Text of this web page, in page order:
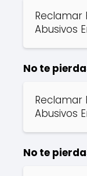
Reclamar
Abusivos
No te
Reclamar
Abusivos
No te